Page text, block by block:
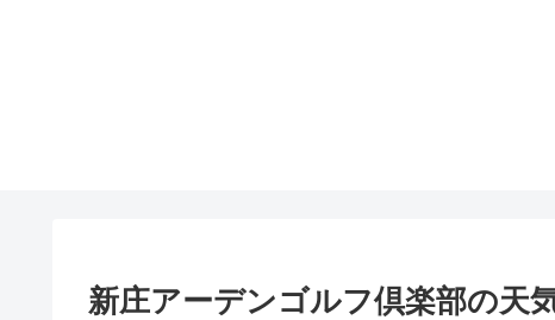
新庄アーデンゴルフ倶楽部の天